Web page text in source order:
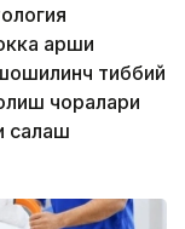
қарши
тиббий
чоралари
сақлаш